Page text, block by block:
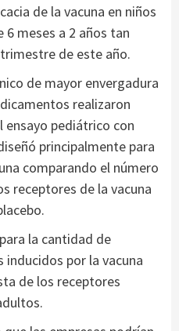
de la vacuna en niños
6 meses a 2 años tan
de este año.
de mayor envergadura
realizaron
ensayo pediátrico con
principalmente para
comparando el número
receptores de la vacuna
la cantidad de
por la vacuna
de los receptores